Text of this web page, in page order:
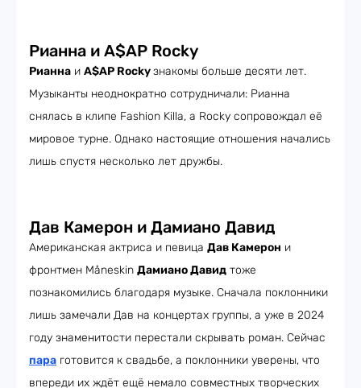
Рианна и A$AP Rocky
Рианна и A$AP Rockyзнакомы больше десяти лет.
Музыканты неоднократно сотрудничали: Рианна
снялась в клипе Fashion Killa, а Rocky сопровождал её
мировое турне. Однако настоящие отношения начались
лишь спустя несколько лет дружбы.
Дав Камерон и Дамиано Давид
Американская актриса и певица Дав Камерон и
фронтмен Måneskin Дамиано Давид тоже
познакомились благодаря музыке. Сначала поклонники
лишь замечали Дав на концертах группы, а уже в 2024
году знаменитости перестали скрывать роман. Сейчас
пара готовится к свадьбе, а поклонники уверены, что
впереди их ждёт ещё немало совместных творческих